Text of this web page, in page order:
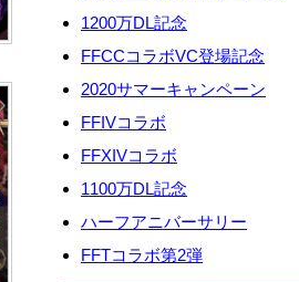
1200万DL記念
FFCCコラボVC登場記念
2020サマーキャンペーン
FFIVコラボ
FFXIVコラボ
1100万DL記念
ハーフアニバーサリー
FFTコラボ第2弾